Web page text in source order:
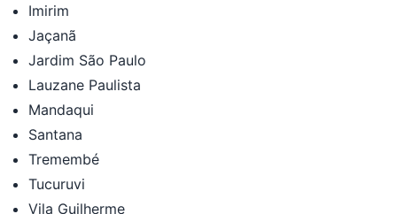
Imirim
Jaçanã
Jardim São Paulo
Lauzane Paulista
Mandaqui
Santana
Tremembé
Tucuruvi
Vila Guilherme